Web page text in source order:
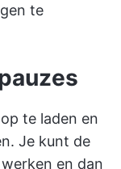
te
te laden en
Je kunt de
en dan